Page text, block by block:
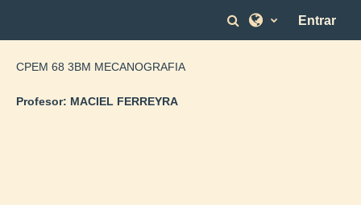
Selector de
Entrar
CPEM 68 3BM MECANOGRAFIA
Profesor: MACIEL FERREYRA